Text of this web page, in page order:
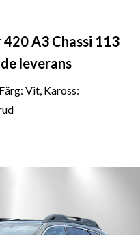
A3 Chassi 113
leverans
Vit, Kaross: